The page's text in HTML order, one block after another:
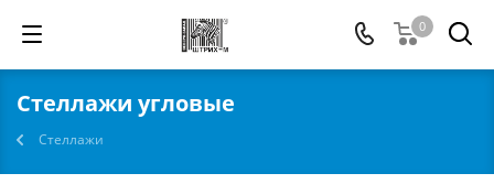
0
Стеллажи угловые
Стеллажи